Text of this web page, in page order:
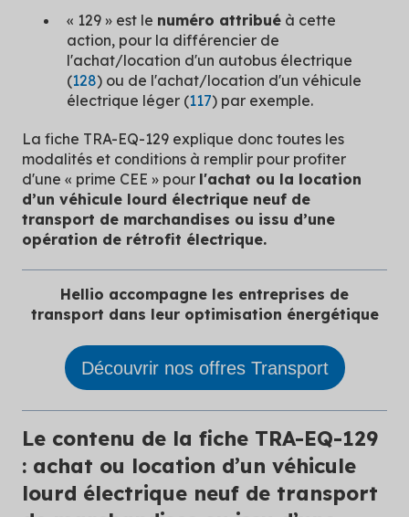
« 129 » est le numéro attribué à cette
action, pour la différencier de
l'achat/location d'un autobus électrique
(128) ou de l'achat/location d'un véhicule
électrique léger (117) par exemple.
La fiche TRA-EQ-129 explique donc toutes les
modalités et conditions à remplir pour profiter
d'une « prime CEE » pour l'achat ou la location
d’un véhicule lourd électrique neuf de
transport de marchandises ou issu d’une
opération de rétrofit électrique.
Hellio accompagne les entreprises de
transport dans leur optimisation énergétique
Découvrir nos offres Transport
Le contenu de la fiche TRA-EQ-129
: achat ou location d’un véhicule
lourd électrique neuf de transport